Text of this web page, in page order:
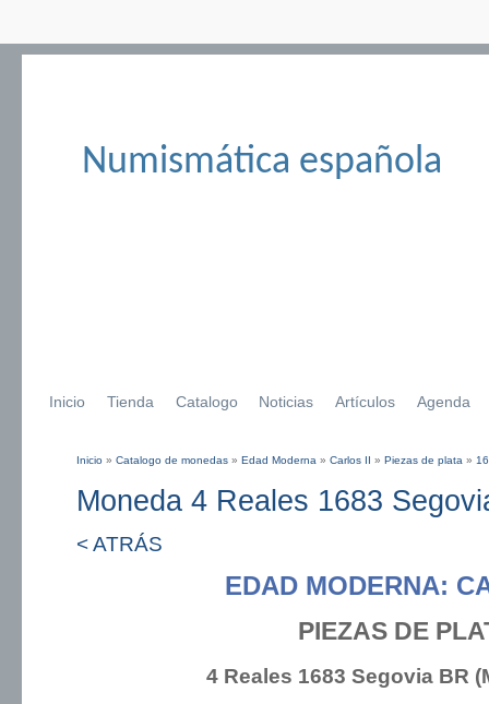
Numismática española
Inicio Tienda Catalogo Noticias Artículos Agenda
Inicio » Catalogo de monedas » Edad Moderna » Carlos II » Piezas de plata »
Moneda 4 Reales 1683
< ATRÁS
EDAD MODERNA:
PIEZAS DE
4 Reales 1683 Segovia BR